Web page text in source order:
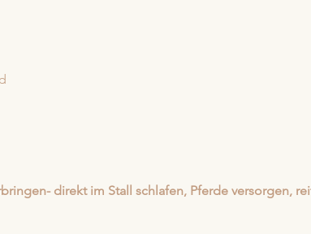
direkt im Stall schlafen, Pferde versorgen,